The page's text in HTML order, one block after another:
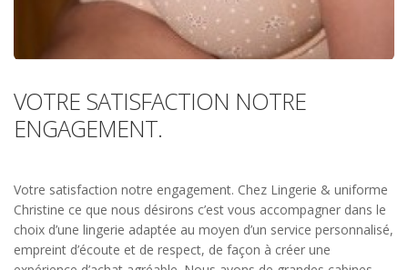
VOTRE SATISFACTION NOTRE
ENGAGEMENT.
Votre satisfaction notre engagement. Chez Lingerie & uniforme
Christine ce que nous désirons c’est vous accompagner dans le
choix d’une lingerie adaptée au moyen d’un service personnalisé,
empreint d’écoute et de respect, de façon à créer une